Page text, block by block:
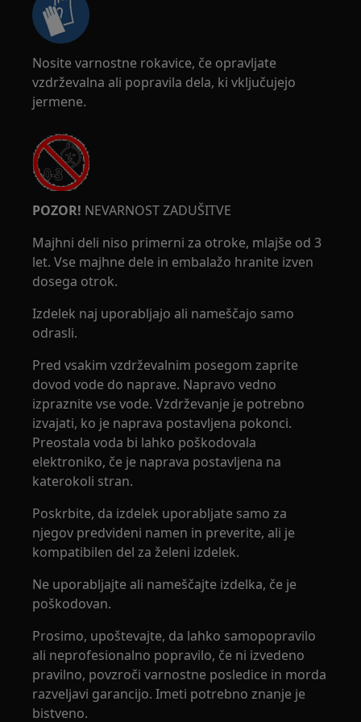
Nosite varnostne rokavice, če opravljate
vzdrževalna ali popravila dela, ki vključujejo
jermene.
POZOR! NEVARNOST ZADUŠITVE
Majhni deli niso primerni za otroke, mlajše od 3
let. Vse majhne dele in embalažo hranite izven
dosega otrok.
Izdelek naj uporabljajo ali nameščajo samo
odrasli.
Pred vsakim vzdrževalnim posegom zaprite
dovod vode do naprave. Napravo vedno
izpraznite vse vode. Vzdrževanje je potrebno
izvajati, ko je naprava postavljena pokonci.
Preostala voda bi lahko poškodovala
elektroniko, če je naprava postavljena na
katerokoli stran.
Poskrbite, da izdelek uporabljate samo za
njegov predvideni namen in preverite, ali je
kompatibilen del za želeni izdelek.
Ne uporabljajte ali nameščajte izdelka, če je
poškodovan.
Prosimo, upoštevajte, da lahko samopopravilo
ali neprofesionalno popravilo, če ni izvedeno
pravilno, povzroči varnostne posledice in morda
razveljavi garancijo. Imeti potrebno znanje je
bistveno.